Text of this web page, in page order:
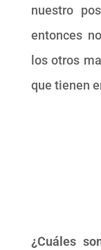
nuestro
entonces
los otros
que tienen
¿Cuáles